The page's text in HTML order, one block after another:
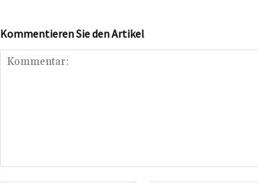
Kommentieren Sie den Artikel